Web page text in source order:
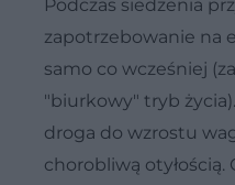
Podczas siedzenia
zapotrzebowanie na
samo co wcześniej
"biurkowy" tryb
droga do wzrostu
chorobliwą otyłością.